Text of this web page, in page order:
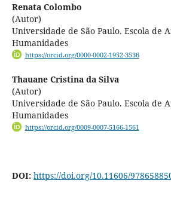
Renata Colombo
(Autor)
Universidade de São Paulo. Escola de
Humanidades
https://orcid.org/0000-0002-1952-3536
Thauane Cristina da Silva
(Autor)
Universidade de São Paulo. Escola de
Humanidades
https://orcid.org/0009-0007-5166-1561
DOI: https://doi.org/10.11606/